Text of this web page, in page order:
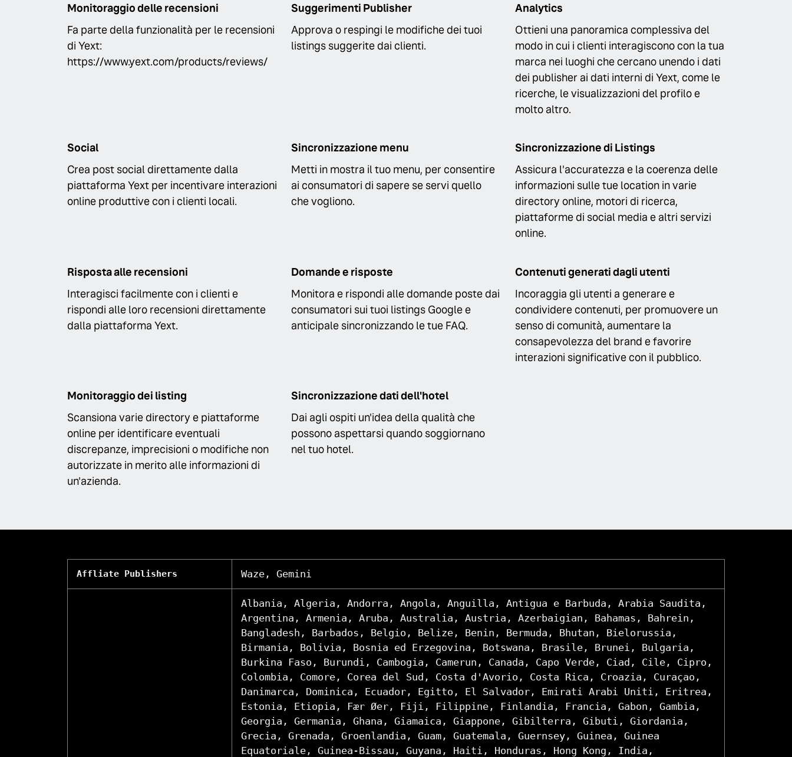
Monitoraggio delle recensioni
Fa parte della funzionalità per le recensioni
di Yext:
https://www.yext.com/products/reviews/
Suggerimenti Publisher
Approva o respingi le modifiche dei tuoi
listings suggerite dai clienti.
Analytics
Ottieni una panoramica complessiva del
modo in cui i clienti interagiscono con la tua
marca nei luoghi che cercano unendo i dati
dei publisher ai dati interni di Yext, come le
ricerche, le visualizzazioni del profilo e
molto altro.
Social
Crea post social direttamente dalla
piattaforma Yext per incentivare interazioni
online produttive con i clienti locali.
Sincronizzazione menu
Metti in mostra il tuo menu, per consentire
ai consumatori di sapere se servi quello
che vogliono.
Sincronizzazione di Listings
Assicura l'accuratezza e la coerenza delle
informazioni sulle tue location in varie
directory online, motori di ricerca,
piattaforme di social media e altri servizi
online.
Risposta alle recensioni
Interagisci facilmente con i clienti e
rispondi alle loro recensioni direttamente
dalla piattaforma Yext.
Domande e risposte
Monitora e rispondi alle domande poste dai
consumatori sui tuoi listings Google e
anticipale sincronizzando le tue FAQ.
Contenuti generati dagli utenti
Incoraggia gli utenti a generare e
condividere contenuti, per promuovere un
senso di comunità, aumentare la
consapevolezza del brand e favorire
interazioni significative con il pubblico.
Monitoraggio dei listing
Scansiona varie directory e piattaforme
online per identificare eventuali
discrepanze, imprecisioni o modifiche non
autorizzate in merito alle informazioni di
un'azienda.
Sincronizzazione dati dell'hotel
Dai agli ospiti un'idea della qualità che
possono aspettarsi quando soggiornano
nel tuo hotel.
Affliate Publishers Waze, Gemini
Albania, Algeria, Andorra, Angola, Anguilla, Antigua e Barbuda, Arabia Saudita,
Argentina, Armenia, Aruba, Australia, Austria, Azerbaigian, Bahamas, Bahrein,
Bangladesh, Barbados, Belgio, Belize, Benin, Bermuda, Bhutan, Bielorussia,
Birmania, Bolivia, Bosnia ed Erzegovina, Botswana, Brasile, Brunei, Bulgaria,
Burkina Faso, Burundi, Cambogia, Camerun, Canada, Capo Verde, Ciad, Cile, Cipro,
Colombia, Comore, Corea del Sud, Costa d'Avorio, Costa Rica, Croazia, Curaçao,
Danimarca, Dominica, Ecuador, Egitto, El Salvador, Emirati Arabi Uniti, Eritrea,
Estonia, Etiopia, Fær Øer, Fiji, Filippine, Finlandia, Francia, Gabon, Gambia,
Georgia, Germania, Ghana, Giamaica, Giappone, Gibilterra, Gibuti, Giordania,
Grecia, Grenada, Groenlandia, Guam, Guatemala, Guernsey, Guinea, Guinea
Equatoriale, Guinea-Bissau, Guyana, Haiti, Honduras, Hong Kong, India,